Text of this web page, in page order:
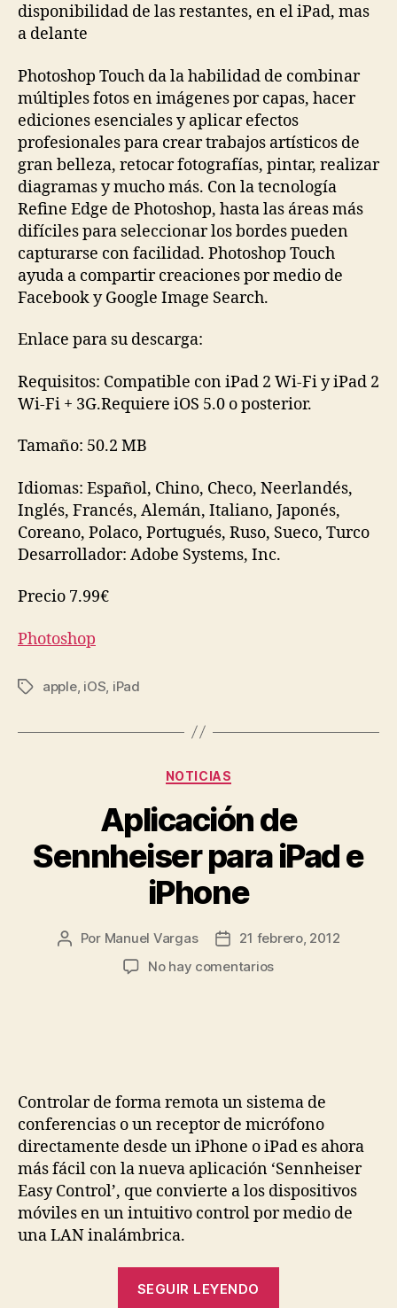
disponibilidad de las restantes, en el iPad, mas
a delante
Photoshop Touch da la habilidad de combinar
múltiples fotos en imágenes por capas, hacer
ediciones esenciales y aplicar efectos
profesionales para crear trabajos artísticos de
gran belleza, retocar fotografías, pintar, realizar
diagramas y mucho más. Con la tecnología
Refine Edge de Photoshop, hasta las áreas más
difíciles para seleccionar los bordes pueden
capturarse con facilidad. Photoshop Touch
ayuda a compartir creaciones por medio de
Facebook y Google Image Search.
Enlace para su descarga:
Requisitos: Compatible con iPad 2 Wi-Fi y iPad 2
Wi-Fi + 3G.Requiere iOS 5.0 o posterior.
Tamaño: 50.2 MB
Idiomas: Español, Chino, Checo, Neerlandés,
Inglés, Francés, Alemán, Italiano, Japonés,
Coreano, Polaco, Portugués, Ruso, Sueco, Turco
Desarrollador: Adobe Systems, Inc.
Precio 7.99€
Photoshop
Etiquetas
apple, iOS, iPad
Categorías
NOTICIAS
Aplicación de
Sennheiser para iPad e
iPhone
Autor
Por Manuel Vargas
Fecha21 febrero, 2012
No hay comentariosen
iPhone
Controlar de forma remota un sistema de
conferencias o un receptor de micrófono
directamente desde un iPhone o iPad es ahora
más fácil con la nueva aplicación ‘Sennheiser
Easy Control’, que convierte a los dispositivos
móviles en un intuitivo control por medio de
una LAN inalámbrica.
SEGUIR LEYENDO